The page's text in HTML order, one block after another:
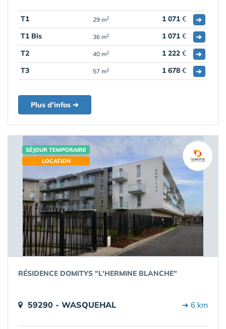
T1 29 m2 1 071 €
➔
T1 Bis
36 m2 1 071 €
➔
T2
40 m2 1 222 €
➔
T3
57 m2 1 678 € ➔
Plus d'infos ➔
SÉJOUR TEMPORAIRE
LOCATION
RÉSIDENCE DOMITYS "L'HERMINE BLANCHE"
59290 - WASQUEHAL ➔ 6 km